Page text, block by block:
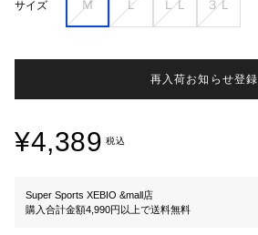
サイズ Ｍ Ｌ ＬＬ ３Ｌ
再入荷お知らせ登録
¥4,389 税込
Super Sports XEBIO &mall店
購入合計金額4,990円以上で送料無料